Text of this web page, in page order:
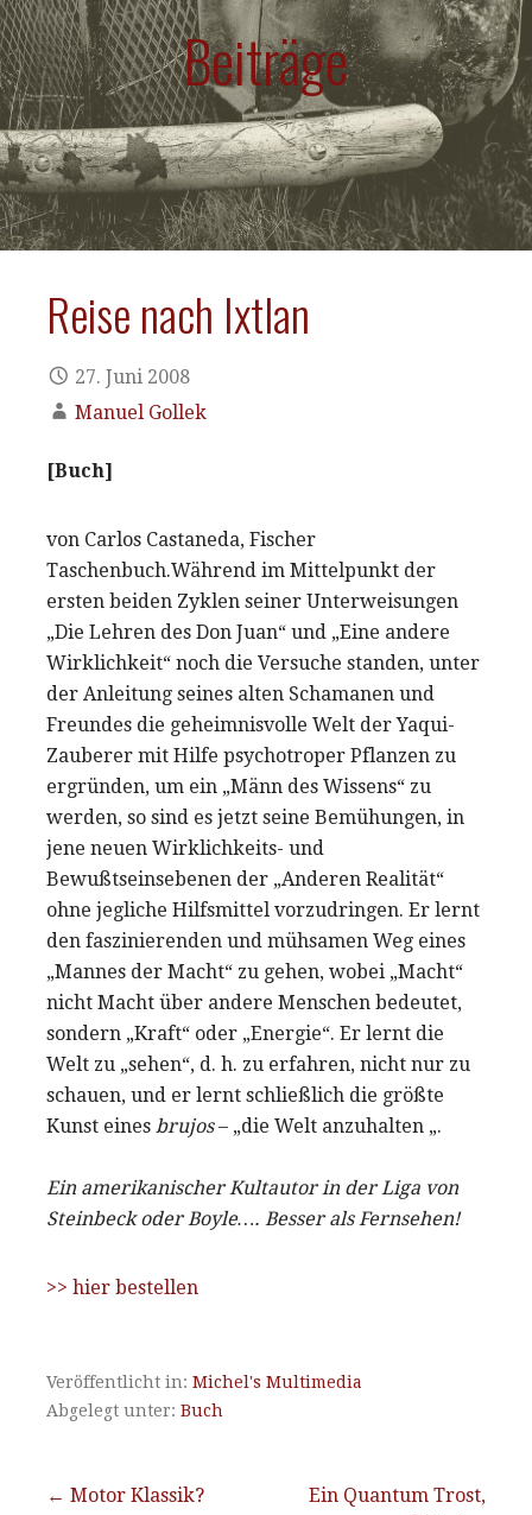
Beiträge
Reise nach Ixtlan
27. Juni 2008
Manuel Gollek
[Buch]
von Carlos Castaneda, Fischer
Taschenbuch.Während im Mittelpunkt der
ersten beiden Zyklen seiner Unterweisungen
„Die Lehren des Don Juan“ und „Eine andere
Wirklichkeit“ noch die Versuche standen, unter
der Anleitung seines alten Schamanen und
Freundes die geheimnisvolle Welt der Yaqui-
Zauberer mit Hilfe psychotroper Pflanzen zu
ergründen, um ein „Männ des Wissens“ zu
werden, so sind es jetzt seine Bemühungen, in
jene neuen Wirklichkeits- und
Bewußtseinsebenen der „Anderen Realität“
ohne jegliche Hilfsmittel vorzudringen. Er lernt
den faszinierenden und mühsamen Weg eines
„Mannes der Macht“ zu gehen, wobei „Macht“
nicht Macht über andere Menschen bedeutet,
sondern „Kraft“ oder „Energie“. Er lernt die
Welt zu „sehen“, d. h. zu erfahren, nicht nur zu
schauen, und er lernt schließlich die größte
Kunst eines brujos– „die Welt anzuhalten „.
Ein amerikanischer Kultautor in der Liga von
Steinbeck oder Boyle…. Besser als Fernsehen!
>> hier bestellen
Veröffentlicht in: Michel's Multimedia
Abgelegt unter: Buch
← Motor Klassik?
Ein Quantum Trost,